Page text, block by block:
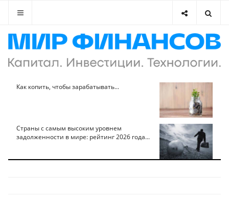
Как копить, чтобы зарабатывать...
Страны с самым высоким уровнем
задолженности в мире: рейтинг 2026 года...